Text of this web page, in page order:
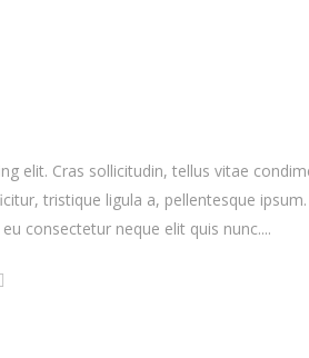
elit. Cras sollicitudin, tellus vitae
tristique ligula a, pellentesque
consectetur neque elit quis nunc....